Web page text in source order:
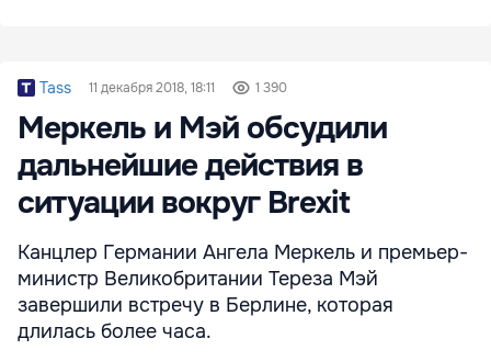
Tass 11 декабря 2018, 18:11 1 390
Меркель и Мэй обсудили
дальнейшие действия в
ситуации вокруг Brexit
Канцлер Германии Ангела Меркель и премьер-
министр Великобритании Тереза Мэй
завершили встречу в Берлине, которая
длилась более часа.